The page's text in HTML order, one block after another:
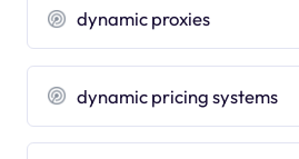
dynamic proxies
dynamic pricing systems